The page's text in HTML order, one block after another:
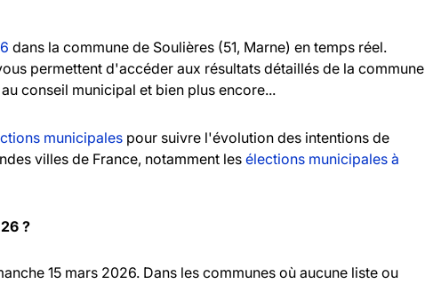
dans la commune de Soulières (51, Marne) en temps réel.
permettent d'accéder aux résultats détaillés de la commune
conseil municipal et bien plus encore...
municipales pour suivre l'évolution des intentions de
villes de France, notamment les élections municipales à
?
15 mars 2026. Dans les communes où aucune liste ou